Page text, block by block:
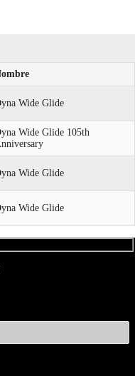
Wide Glide
Wide Glide 105th
Wide Glide
Wide Glide